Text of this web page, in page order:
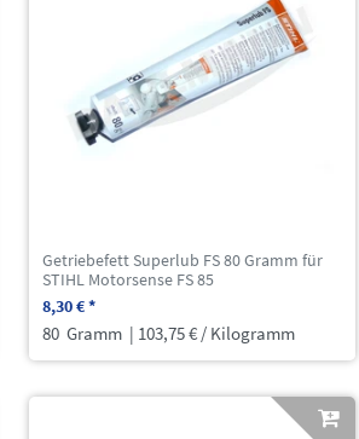
Getriebefett Superlub FS 80 Gramm für
STIHL Motorsense FS 85
8,30 € *
80 Gramm | 103,75 € / Kilogramm